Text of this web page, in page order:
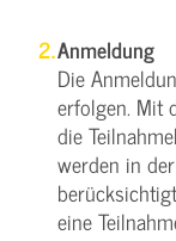
Anmeldung
Die
erfolgen. Mit
die
werden in
eine